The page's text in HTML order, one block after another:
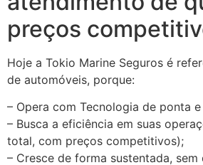
preços
Hoje a Tokio Marine Seguros é
de automóveis, porque:
– Opera com Tecnologia de ponta
– Busca a eficiência em suas
total, com preços competitivos);
– Cresce de forma sustentada,